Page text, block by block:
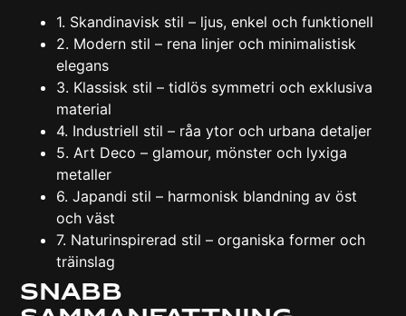
1. Skandinavisk stil – ljus, enkel och funktionell
2. Modern stil – rena linjer och minimalistisk
elegans
3. Klassisk stil – tidlös symmetri och exklusiva
material
4. Industriell stil – råa ytor och urbana detaljer
5. Art Deco – glamour, mönster och lyxiga
metaller
6. Japandi stil – harmonisk blandning av öst
och väst
7. Naturinspirerad stil – organiska former och
träinslag
Snabb